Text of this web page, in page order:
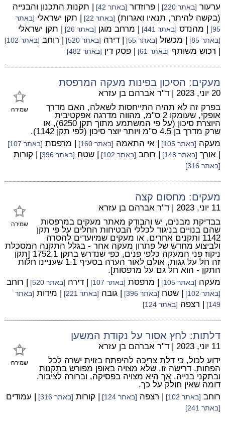
ערעור [באתר 220] | פרוזדור [באתר 42]
| תקנות התכנון והבנייה
(בקשה להיתר, תנאיו ואגרות) [באתר 22] | תקן ישראלי [באתר
95]
| מהנדס [באתר 441] | מרחב מוגן [באתר 26] | תקן ישראלי
[באתר 85] | מכשול [באתר 55] | דירה [באתר 520] | רוחב [באתר 102]
| רכוש משותף [באתר 61] | פסק דין [באתר 482]
מעקים: הסיכון בפינות מעקה המרפסת
שמירה
20 יוני, 2023 | ד"ר אברהם בן עזרא
בפרק זה לא תהיה התייחסות לשאלה, האם מדרך
אופקי, שעומקו 2 ס"מ, מהווה מדרגה אפקטיבית
היוצרת סיכון (על פי המשתמע מתוך תקן 6250), או
שרק מדרך בן 4.5 ס"מ ויותר יוצר סיכון (לפי תקן 1142).
מעקה [באתר 105] | אי התאמה [באתר 160] | מרפסת [באתר 107]
| אורך [באתר 148] | רוחב [באתר 102] | שטח [באתר 396] | קורות
[באתר 316]
מעקים: מחסום קצה
שמירה
11 יוני, 2023 | ד"ר אברהם בן עזרא
בבדיקת מבנים, יש והבודק מאתר מעקים במרפסות
שהם בנויים בניגוד לכללי הבטיחות החלים על פי תקן
1142 ותקנים אחרים, או מעקים שמיועדים להסרה
ולביצוע מחדש של פתרון מעקה אחר - בגלל התקנה המסכלת
ניקוז פני המעקה כלפי פנים, כפי שנדרש בתקן 1752.1 [תקן
זה חל על גגות, אולם לאור הערה בסעיף 1.1 שעניינו חלות
התקן - הוא חל גם על מרפסות].
מעקה [באתר 105] | מרפסת [באתר 107] | דירה [באתר 520] | רוחב
[באתר 102] | שטח [באתר 396] | גובה [באתר 221] | מידות [באתר
149]
| רצפה [באתר 124]
דלתות: לחץ אסור על נקודת המשען
שמירה
11 יוני, 2023 | ד"ר אברהם בן עזרא
ידוע לכול, כי דלת צריכה להיפתח בזוית ישרה לכל
הפחות. דרישה זו, שלא מצויה באופן מפורש בתקנות
ובתקני בנייה, אך היא מצויה בפסיקה, וברורה לציבור.
דומה שאין חולק על כך.
רוחב [באתר 102] | רצפה [באתר 124] | קורות [באתר 316] | עמודים
[באתר 241]